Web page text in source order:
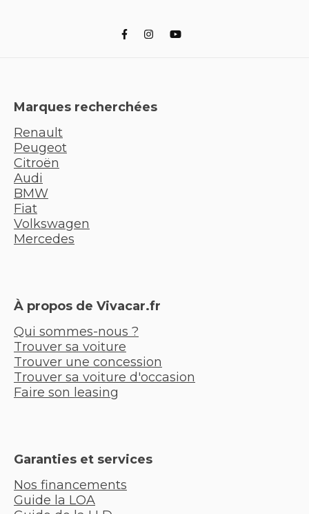
Marques recherchées
Renault
Peugeot
Citroën
Audi
BMW
Fiat
Volkswagen
Mercedes
À propos de Vivacar.fr
Qui sommes-nous ?
Trouver sa voiture
Trouver une concession
Trouver sa voiture d'occasion
Faire son leasing
Garanties et services
Nos financements
Guide la LOA